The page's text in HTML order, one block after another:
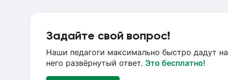
Задайте свой вопрос!
Наши педагоги максимально быстро дадут на
него развёрнутый ответ. Это бесплатно!